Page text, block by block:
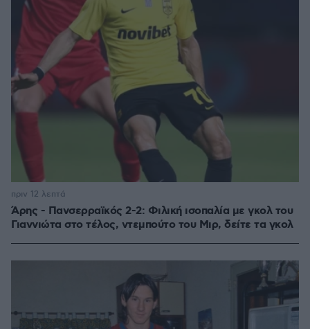
Άρης - Πανσερραϊκός 2-2: Φιλική ισοπαλία με γκολ του
Γιαννιώτα στο τέλος, ντεμπούτο του Μιρ, δείτε τα γκολ
πριν 12 λεπτά